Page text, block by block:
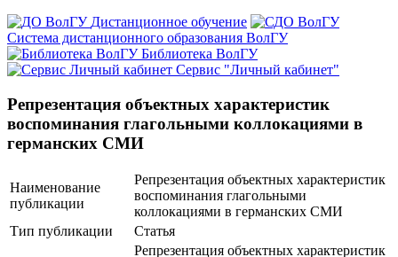
Дистанционное обучение
Система дистанционного образования ВолГУ
Библиотека ВолГУ
Сервис "Личный кабинет"
Репрезентация объектных характеристик
воспоминания глагольными коллокациями в
германских СМИ
Наименование
публикации
Репрезентация объектных характеристик
воспоминания глагольными
коллокациями в германских СМИ
Тип публикации
Статья
Репрезентация объектных характеристик